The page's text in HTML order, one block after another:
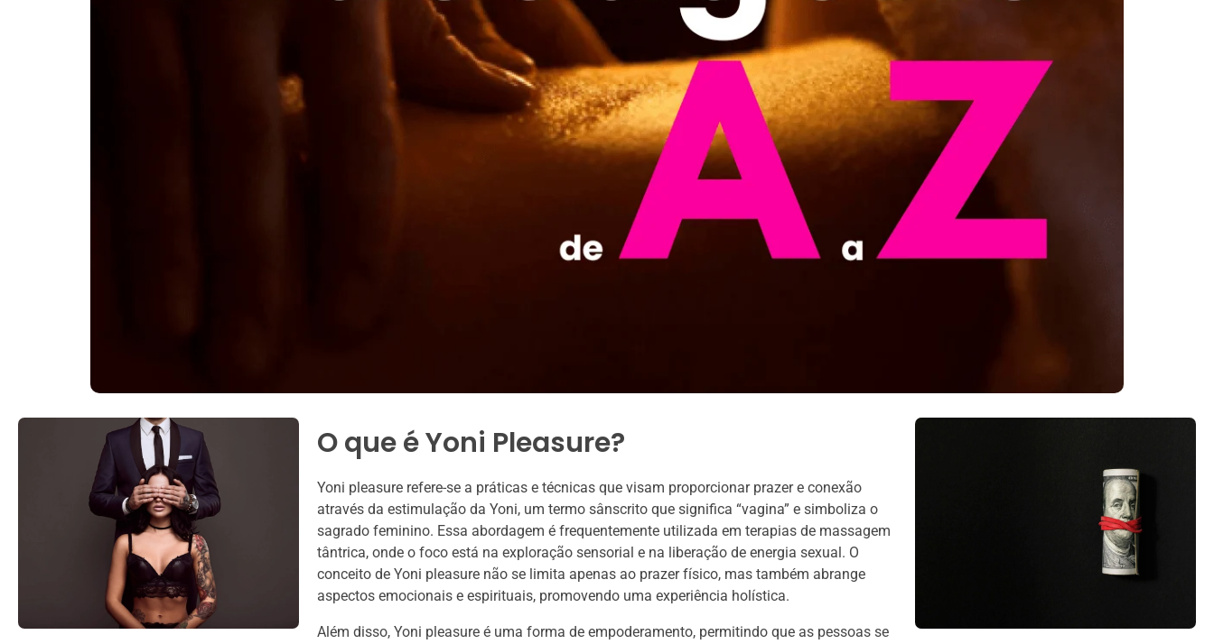
O que é Yoni Pleasure?
Yoni pleasure refere-se a práticas e técnicas que visam proporcionar prazer e conexão
através da estimulação da Yoni, um termo sânscrito que significa “vagina” e simboliza o
sagrado feminino. Essa abordagem é frequentemente utilizada em terapias de massagem
tântrica, onde o foco está na exploração sensorial e na liberação de energia sexual. O
conceito de Yoni pleasure não se limita apenas ao prazer físico, mas também abrange
aspectos emocionais e espirituais, promovendo uma experiência holística.
Além disso, Yoni pleasure é uma forma de empoderamento, permitindo que as pessoas se